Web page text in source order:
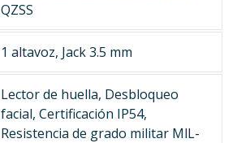
QZSS
1 altavoz, Jack 3.5 mm
Lector de huella, Desbloqueo
facial, Certificación IP54,
Resistencia de grado militar MlL-